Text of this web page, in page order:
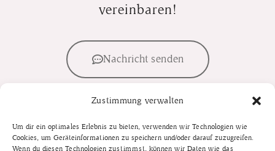
Zustimmung verwalten
Um dir ein optimales Erlebnis zu bieten, verwenden wir Technologien wie
Cookies, um Geräteinformationen zu speichern und/oder darauf zuzugreifen.
Wenn du diesen Technologien zustimmst, können wir Daten wie das
vereinbaren!
Nachricht senden
E-Mail senden